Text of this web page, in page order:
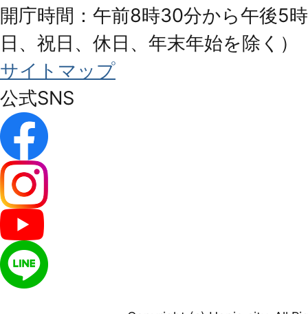
開庁時間：午前8時30分から午後5
日、祝日、休日、年末年始を除く）
サイトマップ
公式SNS